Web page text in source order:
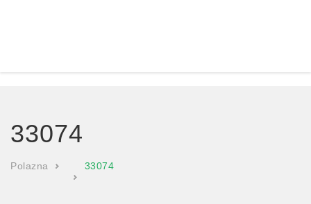
33074
Polazna 33074